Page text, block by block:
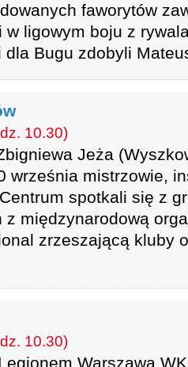
faworytów
w ligowym boju z
Bugu zdobyli
10.30)
Jeża
września mistrzowie,
spotkali się z
z międzynarodową
zrzeszającą kluby
10.30)
Warszawa